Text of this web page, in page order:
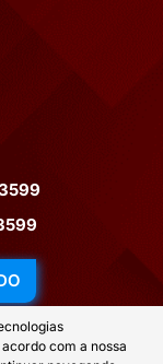
com a nossa